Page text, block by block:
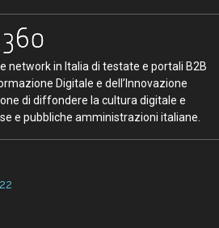
network in Italia di testate e portali B2B
Digitale e dell’Innovazione
di diffondere la cultura digitale e
e pubbliche amministrazioni italiane.